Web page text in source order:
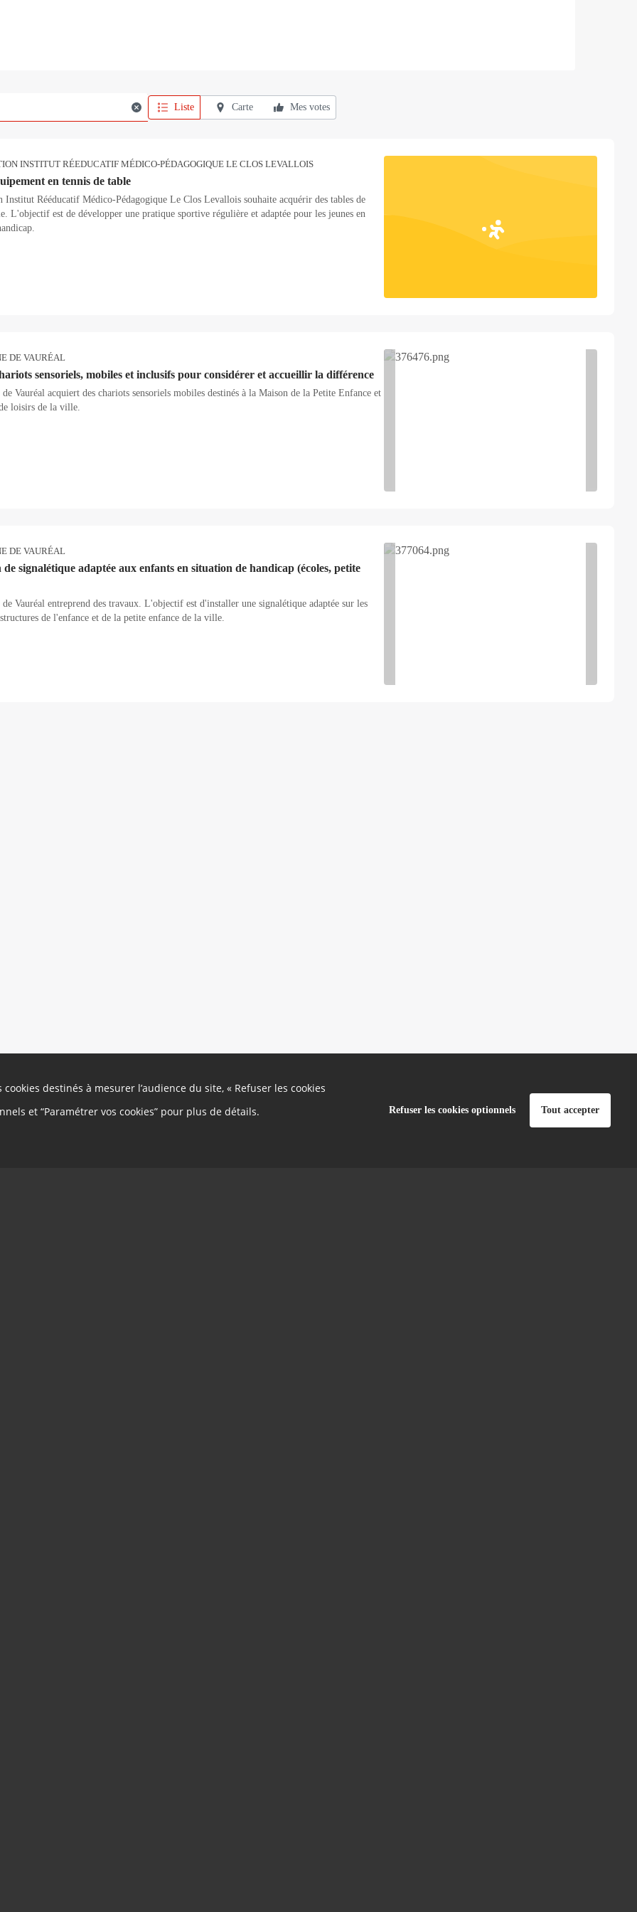
Liste Carte Mes votes
INSTITUT RÉEDUCATIF MÉDICO-PÉDAGOGIQUE LE CLOS LEVALLOIS
en tennis de table
Institut Rééducatif Médico-Pédagogique Le Clos Levallois souhaite acquérir des tables de
L'objectif est de développer une pratique sportive régulière et adaptée pour les jeunes en
DE VAURÉAL
sensoriels, mobiles et inclusifs pour considérer et accueillir la différence
Vauréal acquiert des chariots sensoriels mobiles destinés à la Maison de la Petite Enfance et
loisirs de la ville.
DE VAURÉAL
signalétique adaptée aux enfants en situation de handicap (écoles, petite
Vauréal entreprend des travaux. L'objectif est d'installer une signalétique adaptée sur les
de l'enfance et de la petite enfance de la ville.
destinés à mesurer l’audience du site, « Refuser les cookies
et “Paramétrer vos cookies” pour plus de détails.
Refuser les cookies optionnels Tout accepter